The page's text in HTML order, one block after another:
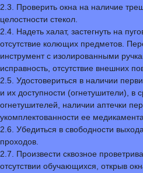
2.3. Проверить окна на наличие
целостности стекол.
2.4. Надеть халат, застегнуть на
отсутствие колющих предметов.
инструмент с изолированными
исправность, отсутствие внешних
2.5. Удостовериться в наличии
и их доступности (огнетушители), в
огнетушителей, наличии аптечки
укомплектованности ее
2.6. Убедиться в свободности
проходов.
2.7. Произвести сквозное
отсутствии обучающихся, открыв